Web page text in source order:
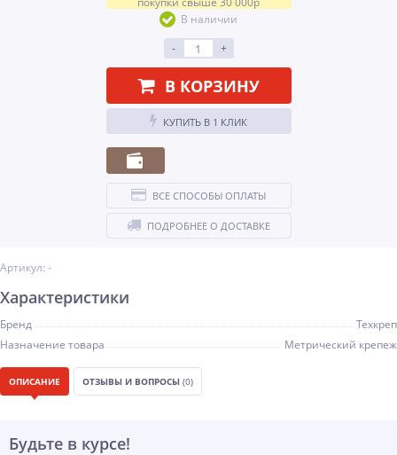
Артикул: -
В наличии
-
+
В КОРЗИНУ
КУПИТЬ В 1 КЛИК
ВСЕ СПОСОБЫ ОПЛАТЫ
ПОДРОБНЕЕ О ДОСТАВКЕ
Характеристики
Бренд
Техкреп
Назначение товара
Метрический крепеж
ОПИСАНИЕ ОТЗЫВЫ И ВОПРОСЫ (0)
Будьте в курсе!